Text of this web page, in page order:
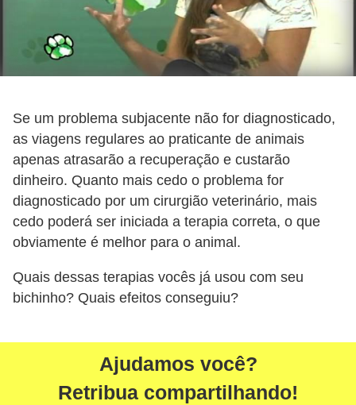
Se um problema subjacente não for diagnosticado,
as viagens regulares ao praticante de animais
apenas atrasarão a recuperação e custarão
dinheiro. Quanto mais cedo o problema for
diagnosticado por um cirurgião veterinário, mais
cedo poderá ser iniciada a terapia correta, o que
obviamente é melhor para o animal.
Quais dessas terapias vocês já usou com seu
bichinho? Quais efeitos conseguiu?
Ajudamos você?
Retribua compartilhando!
p
t
e
s
n
f
í
b
i
s